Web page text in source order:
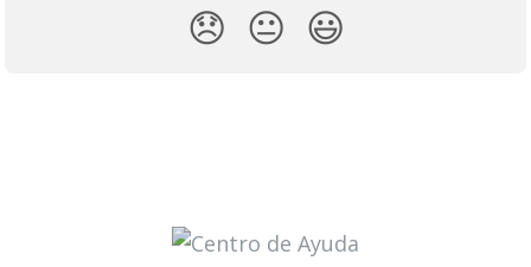
😞 😐 😃